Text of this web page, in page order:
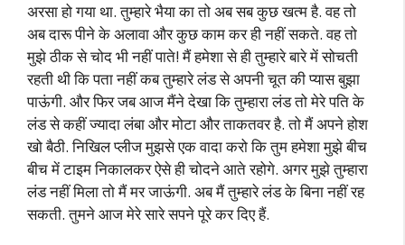
अरसा हो गया था. तुम्हारे भैया का तो अब सब कुछ खत्म है. वह तो
अब दारू पीने के अलावा और कुछ काम कर ही नहीं सकते. वह तो
मुझे ठीक से चोद भी नहीं पाते! मैं हमेशा से ही तुम्हारे बारे में सोचती
रहती थी कि पता नहीं कब तुम्हारे लंड से अपनी चूत की प्यास बुझा
पाऊंगी. और फिर जब आज मैंने देखा कि तुम्हारा लंड तो मेरे पति के
लंड से कहीं ज्यादा लंबा और मोटा और ताकतवर है. तो मैं अपने होश
खो बैठी. निखिल प्लीज मुझसे एक वादा करो कि तुम हमेशा मुझे बीच
बीच में टाइम निकालकर ऐसे ही चोदने आते रहोगे. अगर मुझे तुम्हारा
लंड नहीं मिला तो मैं मर जाऊंगी. अब मैं तुम्हारे लंड के बिना नहीं रह
सकती. तुमने आज मेरे सारे सपने पूरे कर दिए हैं.